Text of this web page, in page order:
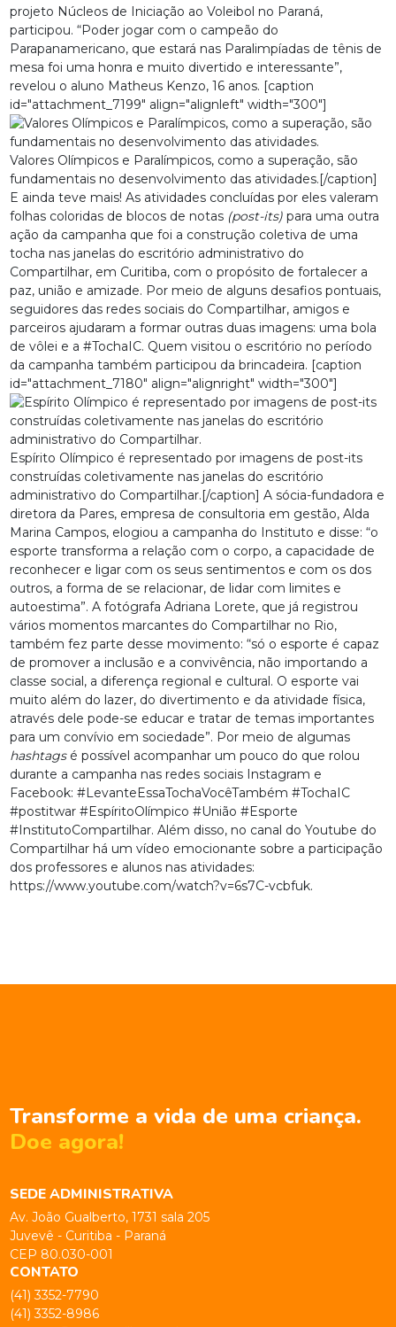
projeto Núcleos de Iniciação ao Voleibol no Paraná,
participou. “Poder jogar com o campeão do
Parapanamericano, que estará nas Paralimpíadas de tênis de
mesa foi uma honra e muito divertido e interessante”,
revelou o aluno Matheus Kenzo, 16 anos. [caption
id="attachment_7199" align="alignleft" width="300"]
Valores Olímpicos e Paralímpicos, como a superação, são
fundamentais no desenvolvimento das atividades.[/caption]
E ainda teve mais! As atividades concluídas por eles valeram
folhas coloridas de blocos de notas (post-its)para uma outra
ação da campanha que foi a construção coletiva de uma
tocha nas janelas do escritório administrativo do
Compartilhar, em Curitiba, com o propósito de fortalecer a
paz, união e amizade. Por meio de alguns desafios pontuais,
seguidores das redes sociais do Compartilhar, amigos e
parceiros ajudaram a formar outras duas imagens: uma bola
de vôlei e a #TochaIC. Quem visitou o escritório no período
da campanha também participou da brincadeira. [caption
id="attachment_7180" align="alignright" width="300"]
Espírito Olímpico é representado por imagens de post-its
construídas coletivamente nas janelas do escritório
administrativo do Compartilhar.[/caption] A sócia-fundadora e
diretora da Pares, empresa de consultoria em gestão, Alda
Marina Campos, elogiou a campanha do Instituto e disse: “o
esporte transforma a relação com o corpo, a capacidade de
reconhecer e ligar com os seus sentimentos e com os dos
outros, a forma de se relacionar, de lidar com limites e
autoestima”. A fotógrafa Adriana Lorete, que já registrou
vários momentos marcantes do Compartilhar no Rio,
também fez parte desse movimento: “só o esporte é capaz
de promover a inclusão e a convivência, não importando a
classe social, a diferença regional e cultural. O esporte vai
muito além do lazer, do divertimento e da atividade física,
através dele pode-se educar e tratar de temas importantes
para um convívio em sociedade”. Por meio de algumas
hashtagsé possível acompanhar um pouco do que rolou
durante a campanha nas redes sociais Instagram e
Facebook: #LevanteEssaTochaVocêTambém #TochaIC
#postitwar #EspíritoOlímpico #União #Esporte
#InstitutoCompartilhar. Além disso, no canal do Youtube do
Compartilhar há um vídeo emocionante sobre a participação
dos professores e alunos nas atividades:
https://www.youtube.com/watch?v=6s7C-vcbfuk.
Transforme a vida de uma criança.
Doe agora!
SEDE ADMINISTRATIVA
Av. João Gualberto, 1731 sala 205
Juvevê - Curitiba - Paraná
CEP 80.030-001
CONTATO
(41) 3352-7790
(41) 3352-8986